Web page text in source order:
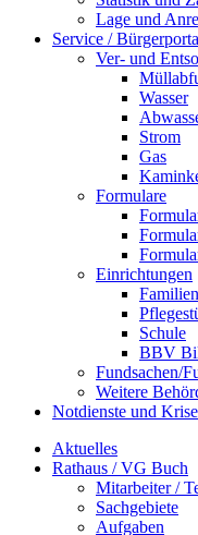
Lage und
Service /
Ver- und
Wasser
Strom
Gas
Formulare
Einrichtungen
Schule
BBV
Fundsachen/
Weitere
Notdienste und
Aktuelles
Rathaus / VG Buch
Mitarbeiter /
Sachgebiete
Aufgaben